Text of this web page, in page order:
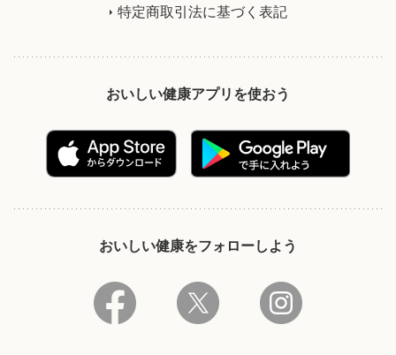
特定商取引法に基づく表記
おいしい健康アプリを使おう
おいしい健康をフォローしよう